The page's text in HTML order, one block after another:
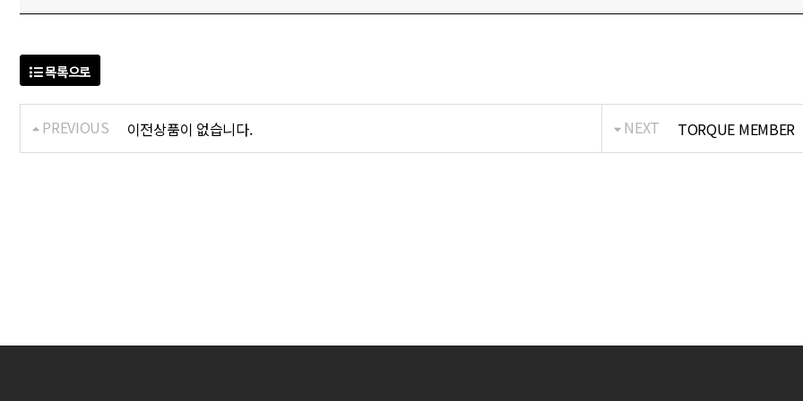
목록으로
PREVIOUS 이전상품이 없습니다. NEXT TORQUE MEMBER